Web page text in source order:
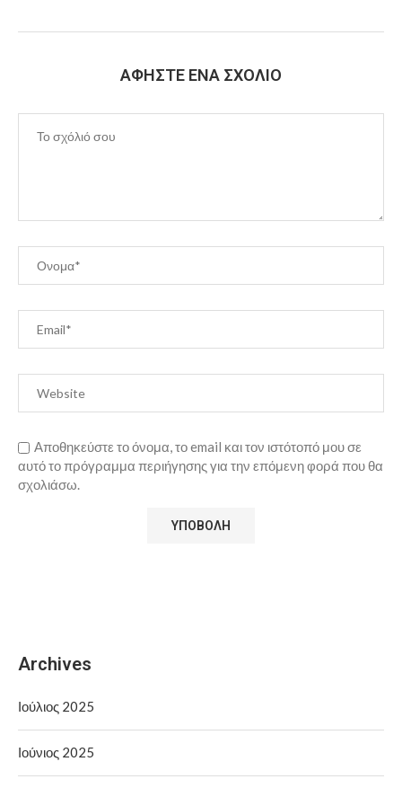
ΑΦΉΣΤΕ ΈΝΑ ΣΧΌΛΙΟ
Αποθηκεύστε το όνομα, το email και τον ιστότοπό μου σε
αυτό το πρόγραμμα περιήγησης για την επόμενη φορά που θα
σχολιάσω.
Archives
Ιούλιος 2025
Ιούνιος 2025